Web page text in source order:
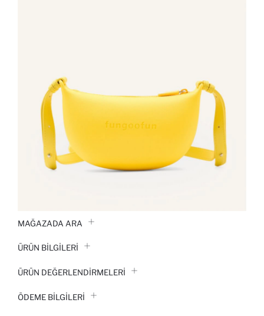
MAĞAZADA ARA
ÜRÜN BILGILERI
ÜRÜN DEĞERLENDİRMELERİ
ÖDEME BİLGİLERİ